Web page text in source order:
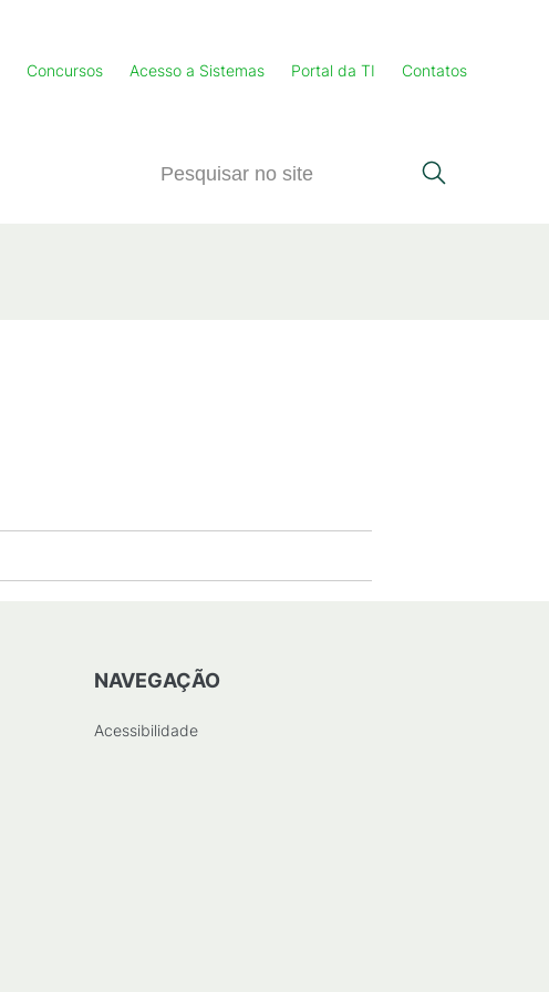
Concursos Acesso a Sistemas Portal da TI Contatos
NAVEGAÇÃO
Acessibilidade